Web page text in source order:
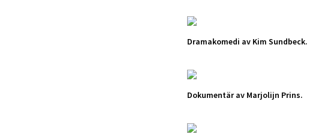
Dramakomedi av Kim Sundbeck.
Dokumentär av Marjolijn Prins.